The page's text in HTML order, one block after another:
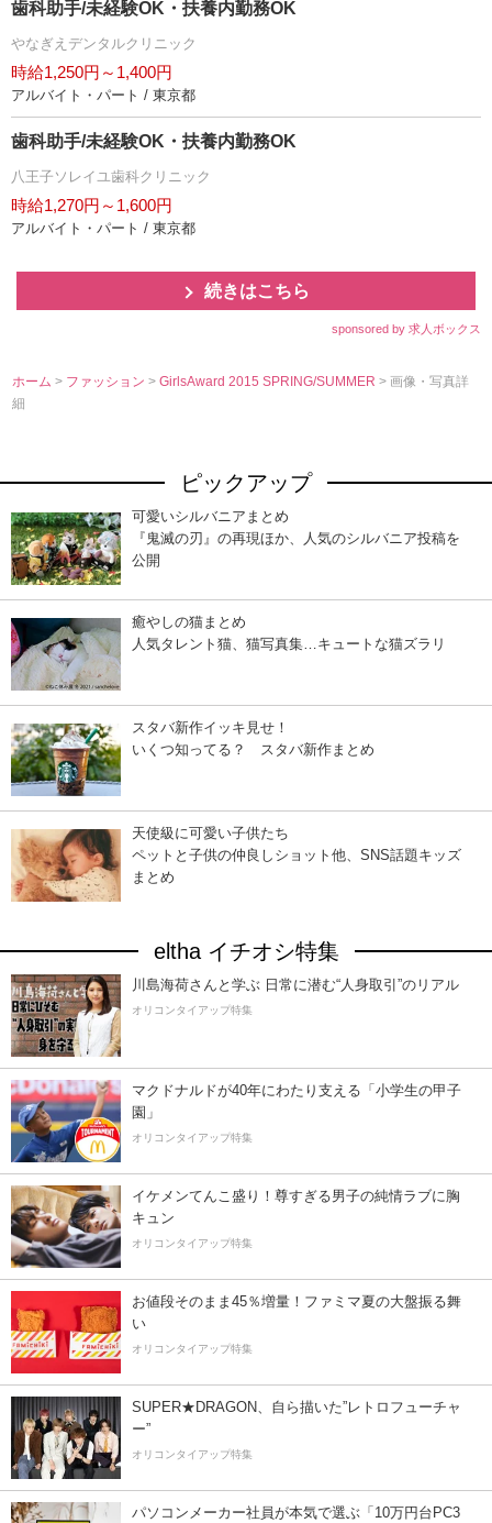
歯科助手/未経験OK・扶養内勤務OK
なぎえデンタルクリニック
時給1,250円～1,400円
アルバイト・パート / 東京都
歯科助手/未経験OK・扶養内勤務OK
八王子ソレイユ歯科クリニック
時給1,270円～1,600円
アルバイト・パート / 東京都
続きはこちら
sponsored by 求人ボックス
ホーム > ファッション>GirlsAward 2015 SPRING/SUMMER> 画像・写真詳
細
ピックアップ
可愛いシルバニアまとめ
『鬼滅の刃』の再現ほか、人気のシルバニア投稿を
公開
癒やしの猫まとめ
人気タレント猫、猫写真集…キュートな猫ズラリ
スタバ新作イッキ見せ！
いくつ知ってる？ スタバ新作まとめ
天使級に可愛い子供たち
ペットと子供の仲良しショット他、SNS話題キッズ
まとめ
eltha イチオシ特集
川島海荷さんと学ぶ 日常に潜む“人身取引”のリアル
オリコンタイアップ特集
マクドナルドが40年にわたり支える「小学生の甲子
園」
オリコンタイアップ特集
イケメンてんこ盛り！尊すぎる男子の純情ラブに胸
キュン
オリコンタイアップ特集
お値段そのまま45％増量！ファミマ夏の大盤振る舞
い
オリコンタイアップ特集
SUPER★DRAGON、自ら描いた”レトロフューチャ
ー”
オリコンタイアップ特集
パソコンメーカー社員が本気で選ぶ「10万円台PC3